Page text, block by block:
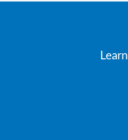
Learn